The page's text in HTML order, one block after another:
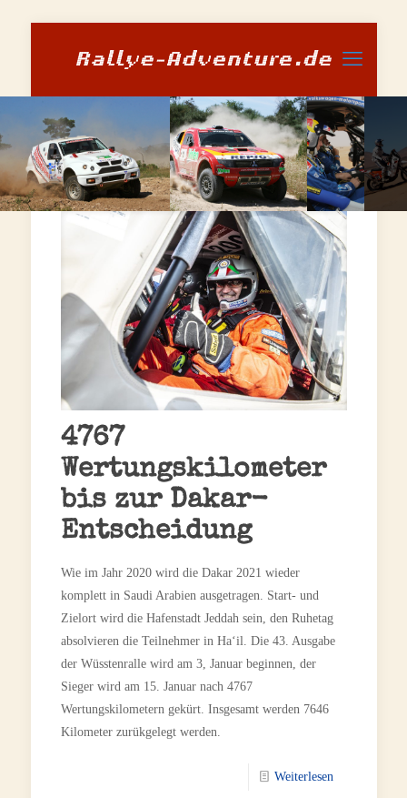
4767
Wertungskilometer
bis zur Dakar-
Entscheidung
Wie im Jahr 2020 wird die Dakar 2021 wieder
komplett in Saudi Arabien ausgetragen. Start- und
Zielort wird die Hafenstadt Jeddah sein, den Ruhetag
absolvieren die Teilnehmer in Ha‘il. Die 43. Ausgabe
der Wüsstenralle wird am 3, Januar beginnen, der
Sieger wird am 15. Januar nach 4767
Wertungskilometern gekürt. Insgesamt werden 7646
Kilometer zurükgelegt werden.
Weiterlesen